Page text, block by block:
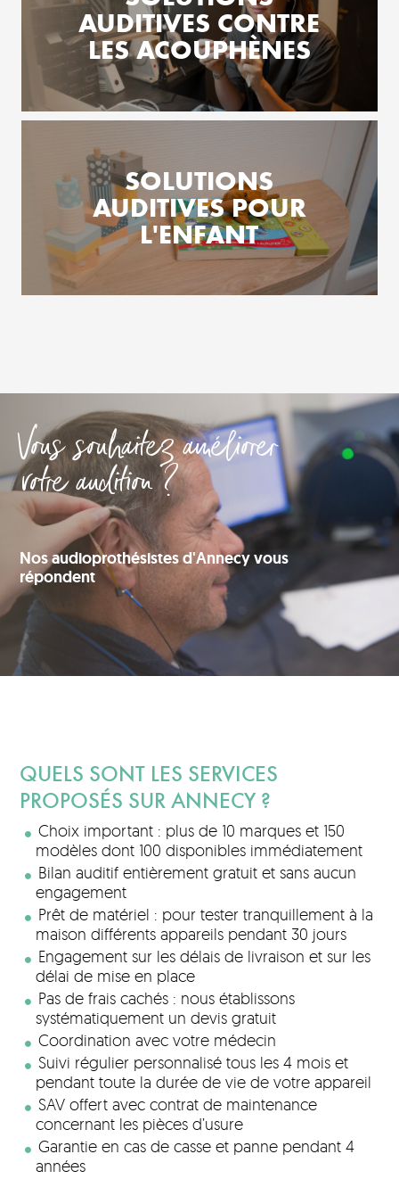
AUDITIVES CONTRE
LES ACOUPHÈNES
SOLUTIONS
AUDITIVES POUR
L'ENFANT
Vous souhaitez améliorer
votre audition ?
Nos audioprothésistes d'Annecy vous
répondent
QUELS SONT LES SERVICES
PROPOSÉS SUR ANNECY ?
Choix important : plus de 10 marques et 150
modèles dont 100 disponibles immédiatement
Bilan auditif entièrement gratuit et sans aucun
engagement
Prêt de matériel : pour tester tranquillement à la
maison différents appareils pendant 30 jours
Engagement sur les délais de livraison et sur les
délai de mise en place
Pas de frais cachés : nous établissons
systématiquement un devis gratuit
Coordination avec votre médecin
Suivi régulier personnalisé tous les 4 mois et
pendant toute la durée de vie de votre appareil
SAV offert avec contrat de maintenance
concernant les pièces d’usure
Garantie en cas de casse et panne pendant 4
années